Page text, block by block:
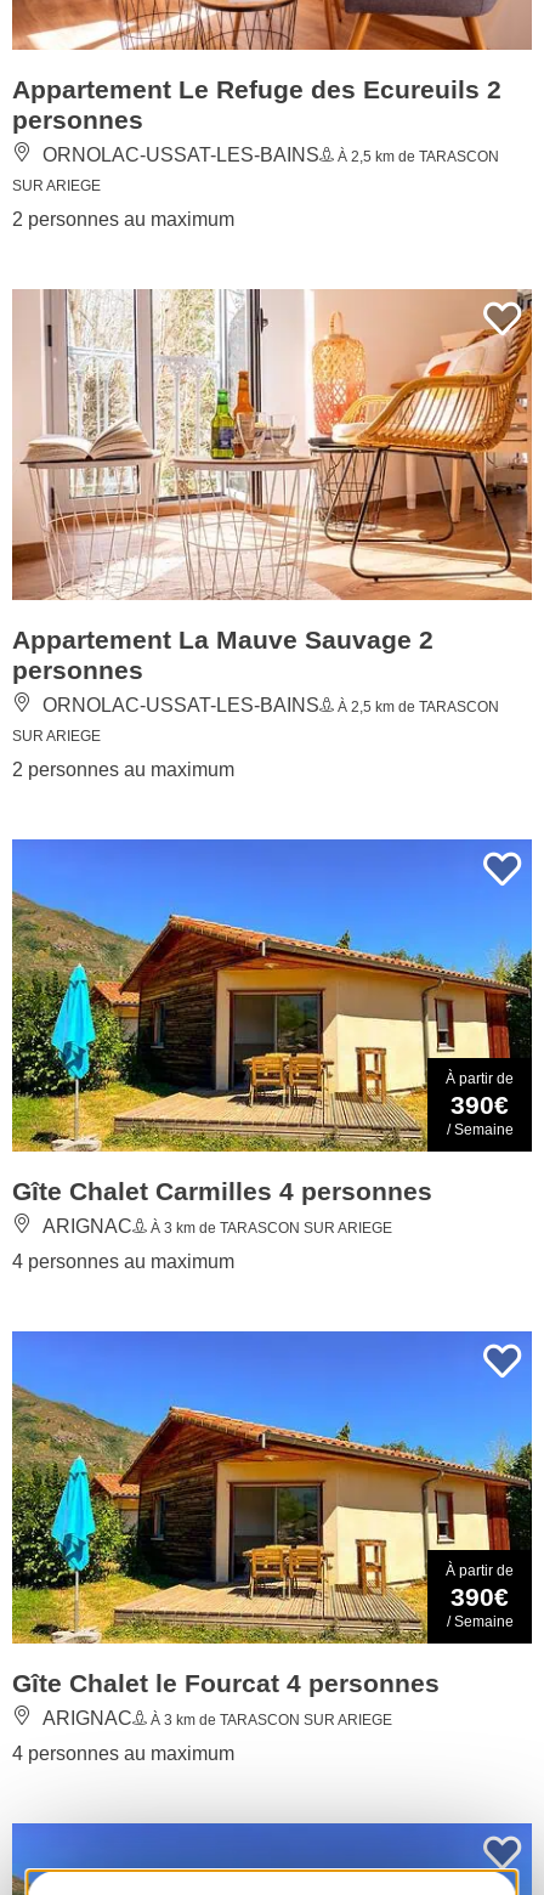
Appartement Le Refuge des Ecureuils 2
personnes
ORNOLAC-USSAT-LES-BAINS
À 2,5 km de TARASCON
SUR ARIEGE
2 personnes au maximum
Appartement La Mauve Sauvage 2
personnes
ORNOLAC-USSAT-LES-BAINS
À 2,5 km de TARASCON
SUR ARIEGE
2 personnes au maximum
À partir de
390€
/ Semaine
Gîte Chalet Carmilles 4 personnes
ARIGNAC À 3 km de TARASCON SUR ARIEGE
4 personnes au maximum
À partir de
390€
/ Semaine
Gîte Chalet le Fourcat 4 personnes
ARIGNAC À 3 km de TARASCON SUR ARIEGE
4 personnes au maximum